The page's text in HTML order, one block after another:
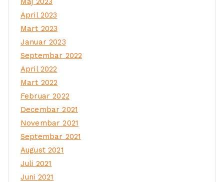
April 2023
Mart 2023
Januar 2023
Septembar 2022
April 2022
Mart 2022
Februar 2022
Decembar 2021
Novembar 2021
Septembar 2021
August 2021
Juli 2021
Juni 2021